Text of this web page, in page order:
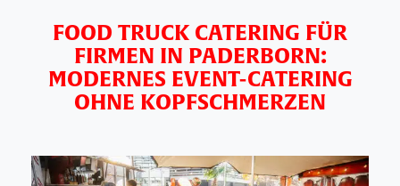
FOOD TRUCK CATERING FÜR
FIRMEN IN PADERBORN:
MODERNES EVENT-CATERING
OHNE KOPFSCHMERZEN